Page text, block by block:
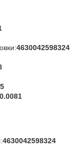
4630042598324
5
0.0081
4630042598324